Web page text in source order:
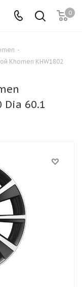
0
-
Khomen KHW1802
Dia 60.1